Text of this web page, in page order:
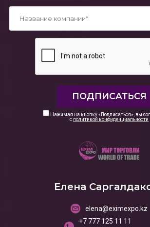
Нажимая на кнопку «Подписаться», вы
с политикой конфиденциальности
Елена
elena@eximexpo.kz
+7 777 125 11 11